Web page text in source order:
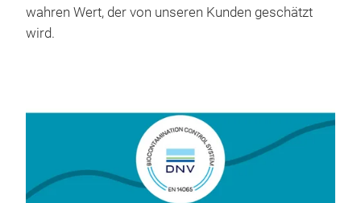
wahren Wert, der von unseren Kunden geschätzt
wird.